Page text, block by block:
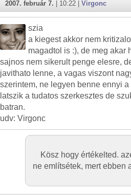
2007. február 7. | 10:22 | Virgonc
szia
a kiegest akkor nem
magadtol is :), de meg akar
sajnos nem sikerult penge elesre,
javithato lenne, a vagas viszont
szerintem, ne legyen benne ennyi
latszik a tudatos szerkesztes de
batran.
udv: Virgonc
Kösz hogy értékelted.
ne említsétek, mert ebben